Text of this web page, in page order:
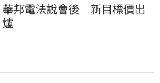
華邦電法說會後 新目標價出
爐